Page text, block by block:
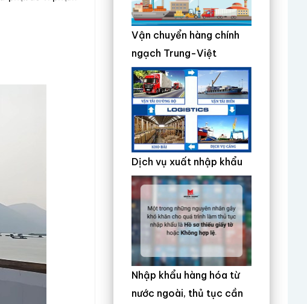
Vận chuyển hàng chính
ngạch Trung-Việt
Dịch vụ xuất nhập khẩu
Nhập khẩu hàng hóa từ
nước ngoài, thủ tục cần